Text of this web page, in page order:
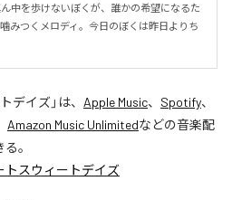
中を歩けないぼくが、誰かの希望になるた
みつくメロディ。今日のぼくは昨日よりち
デイズ」は、 Apple Music、 Spotify、
Amazon Music Unlimitedなどの音楽配
。
トスウィートデイズ